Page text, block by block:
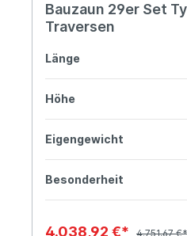
Bauzaun 29er Set
Traversen
Länge
Höhe
Eigengewicht
Besonderheit
4.038,92 €* 4.751,67 €*